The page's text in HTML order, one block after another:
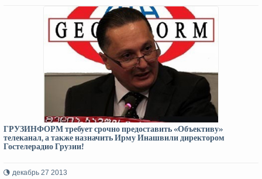
ГРУЗИНФОРМ требует срочно предоставить «Объективу»
телеканал, а также назначить Ирму Инашвили директором
Гостелерадио Грузии!
декабрь 27 2013